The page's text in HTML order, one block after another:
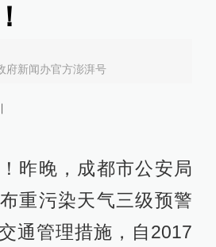
府新闻办官方澎湃号
昨晚，成都市公安局
重污染天气三级预警
通管理措施，自2017